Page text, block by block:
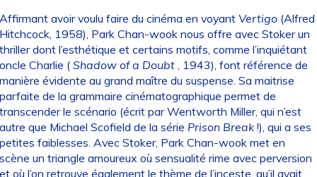
avoir voulu faire du cinéma en voyant Vertigo (Alfred
1958), Park Chan-wook nous offre avec Stoker un
dont l’esthétique et certains motifs, comme l’inquiétant
Charlie ( Shadow of a Doubt, 1943), font référence de
évidente au grand maître du suspense. Sa maitrise
de la grammaire cinématographique permet de
le scénario (écrit par Wentworth Miller, qui n’est
que Michael Scofield de la série Prison Break!), qui a ses
faiblesses. Avec Stoker, Park Chan-wook met en
un triangle amoureux où sensualité rime avec perversion
où l’on retrouve également le thème de l’inceste, qu’il avait